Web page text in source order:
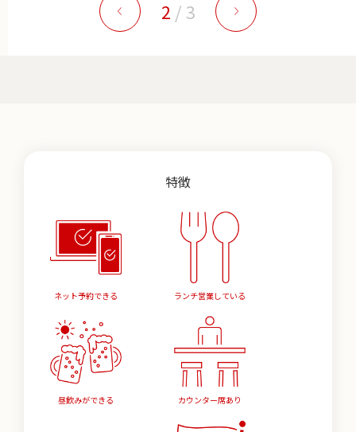
2 /3
特徴
ネット予約できる ランチ営業している
昼飲みができる カウンター席あり